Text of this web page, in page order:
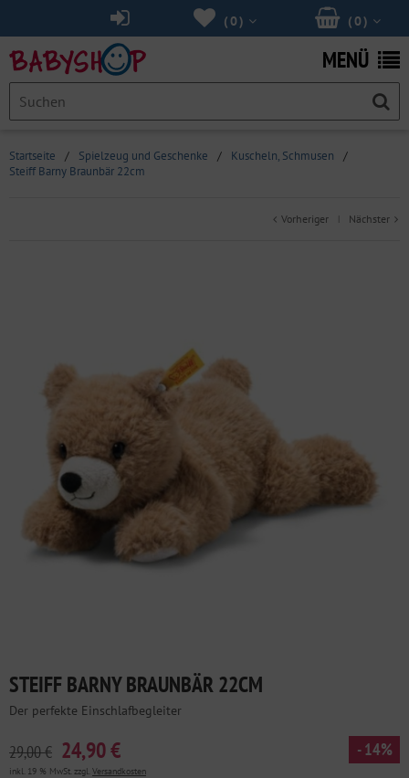
(0 )
(0 )
MENÜ
Startseite / Spielzeug und Geschenke / Kuscheln, Schmusen
/
Steiff Barny Braunbär 22cm
Vorheriger | Nächster
STEIFF BARNY BRAUNBÄR 22CM
Der perfekte Einschlafbegleiter
29,00 € 24,90 € - 14%
inkl. 19 % MwSt. zzgl. Versandkosten